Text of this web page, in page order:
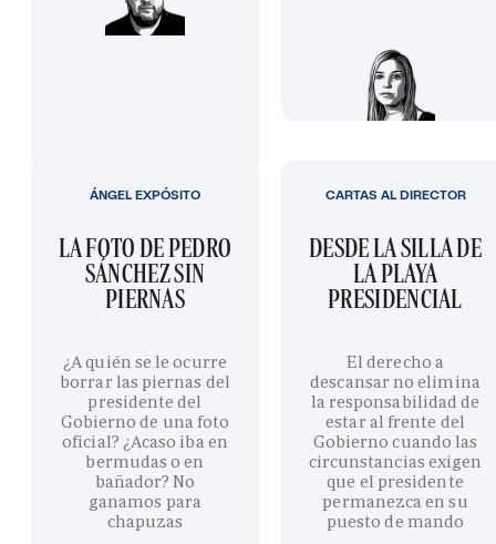
LA FOTO DE PEDRO
SÁNCHEZ SIN
PIERNAS
¿A quién se le ocurre
borrar las piernas del
presidente del
Gobierno de una foto
oficial? ¿Acaso iba en
bermudas o en
bañador? No
ganamos para
chapuzas
ÁNGEL EXPÓSITO
DESDE LA SILLA DE
LA PLAYA
PRESIDENCIAL
El derecho a
descansar no elimina
la responsabilidad de
estar al frente del
Gobierno cuando las
circunstancias exigen
que el presidente
permanezca en su
puesto de mando
CARTAS AL DIRECTOR